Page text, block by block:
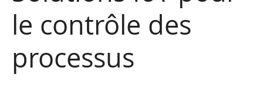
le contrôle des
processus